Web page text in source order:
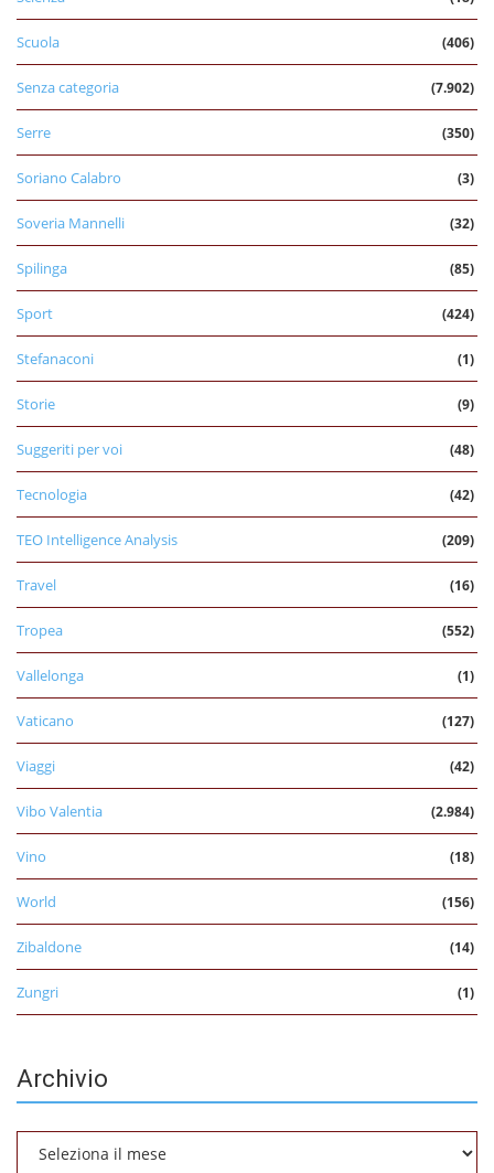
Scuola (406)
Senza categoria (7.902)
Serre (350)
Soriano Calabro (3)
Soveria Mannelli (32)
Spilinga (85)
Sport (424)
Stefanaconi (1)
Storie (9)
Suggeriti per voi (48)
Tecnologia (42)
TEO Intelligence Analysis (209)
Travel (16)
Tropea (552)
Vallelonga (1)
Vaticano (127)
Viaggi (42)
Vibo Valentia (2.984)
Vino (18)
World (156)
Zibaldone (14)
Zungri (1)
Archivio